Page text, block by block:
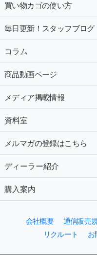
買い物カゴの使い方
毎日更新！スタッフブログ
コラム
商品動画ページ
メディア掲載情報
資料室
メルマガの登録はこちら
ディーラー紹介
購入案内
会社概要 通信販売
リクルート
お